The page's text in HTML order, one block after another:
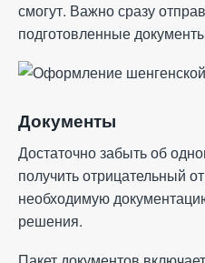
смогут. Важно сразу
подготовленные
Документы
Достаточно забыть об
получить отрицательный
необходимую
решения.